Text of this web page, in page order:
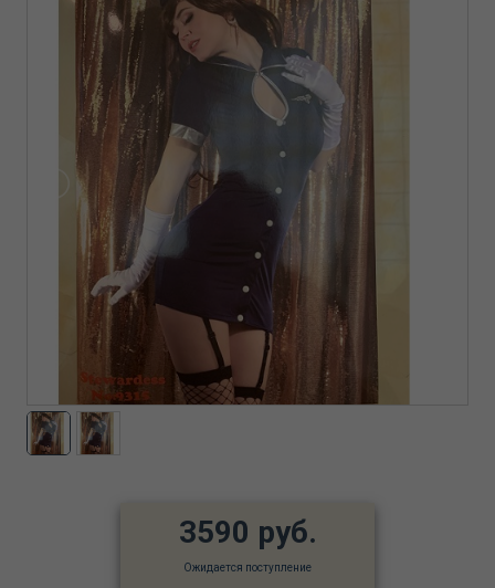
3590 руб.
Ожидается поступление